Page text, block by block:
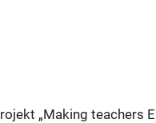
„Making teachers